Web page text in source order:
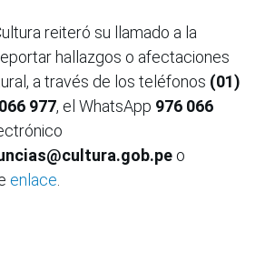
reiteró su llamado a la
hallazgos o afectaciones
a través de los teléfonos (01)
977, el WhatsApp 976 066
o
enlace